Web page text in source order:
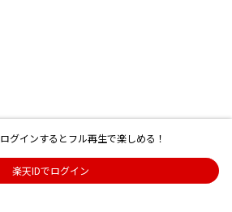
ログインするとフル再生で楽しめる！
楽天IDでログイン